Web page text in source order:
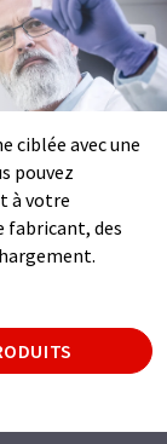
ciblée avec une
pouvez
à votre
fabricant, des